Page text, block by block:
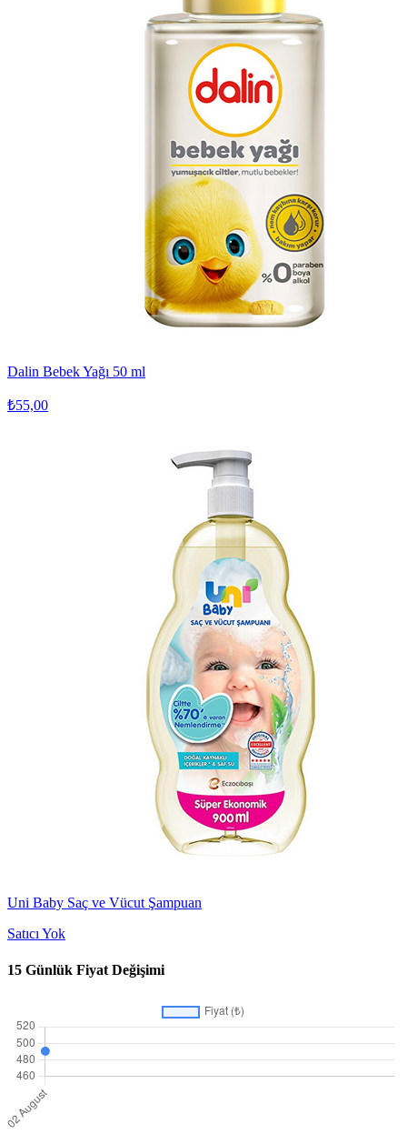
Dalin Bebek Yağı 50 ml
₺55,00
Uni Baby Saç ve Vücut Şampuan
Satıcı Yok
15 Günlük Fiyat Değişimi